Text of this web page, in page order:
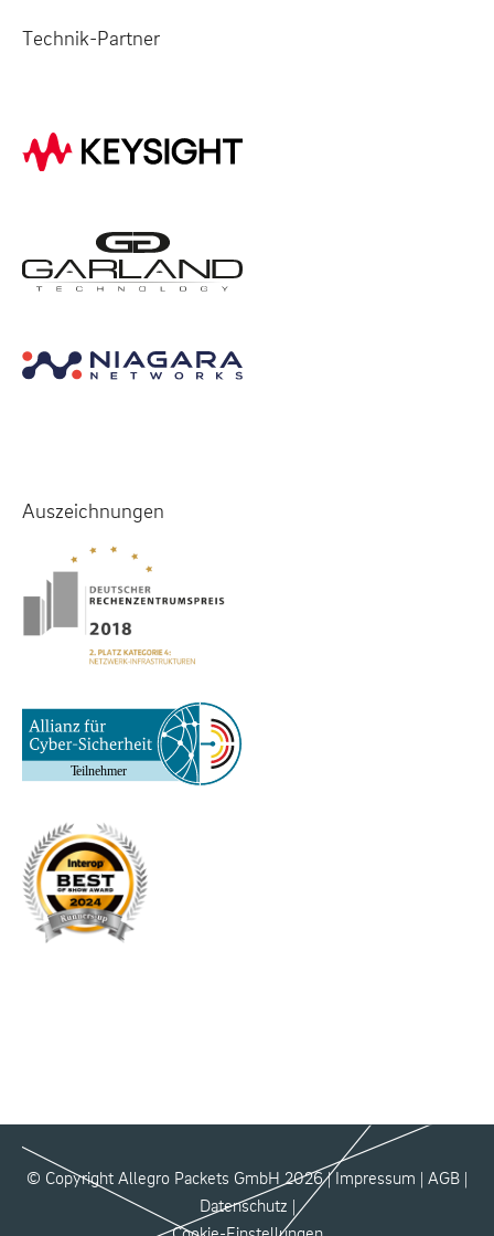
Technik-Partner
Auszeichnungen
© Copyright Allegro Packets GmbH 2026 |Impressum | AGB |
Datenschutz |